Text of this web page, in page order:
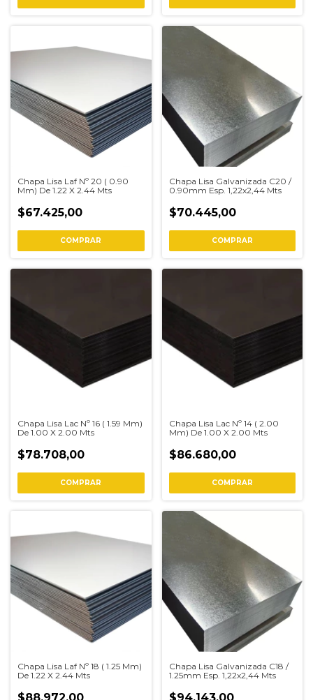
Chapa Lisa Laf Nº 20 ( 0.90
Mm) De 1.22 X 2.44 Mts
$67.425,00
COMPRAR
Chapa Lisa Galvanizada C20 /
0.90mm Esp. 1,22x2,44 Mts
$70.445,00
COMPRAR
Chapa Lisa Lac Nº 16 ( 1.59 Mm)
De 1.00 X 2.00 Mts
$78.708,00
COMPRAR
Chapa Lisa Lac Nº 14 ( 2.00
Mm) De 1.00 X 2.00 Mts
$86.680,00
COMPRAR
Chapa Lisa Laf Nº 18 ( 1.25 Mm)
De 1.22 X 2.44 Mts
$88.972,00
Chapa Lisa Galvanizada C18 /
1.25mm Esp. 1,22x2,44 Mts
$94.143,00